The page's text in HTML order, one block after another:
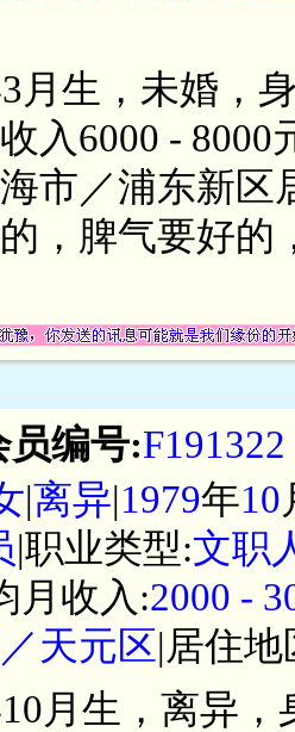
月生，未婚，
入6000 -
市／浦东新
，脾气要好的
员编号:F191322
|离异|1979年10
|职业类型:文职
月收入:2000 -
天元区|居住地
月生，离异